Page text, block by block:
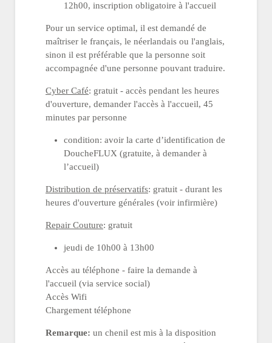
12h00, inscription obligatoire à l'accueil
Pour un service optimal, il est demandé de
maîtriser le français, le néerlandais ou l'anglais,
sinon il est préférable que la personne soit
accompagnée d'une personne pouvant traduire.
Cyber Café: gratuit - accès pendant les heures
d'ouverture, demander l'accès à l'accueil, 45
minutes par personne
condition: avoir la carte d’identification de
DoucheFLUX (gratuite, à demander à
l’accueil)
Distribution de préservatifs: gratuit - durant les
heures d'ouverture générales (voir infirmière)
Repair Couture: gratuit
jeudi de 10h00 à 13h00
Accès au téléphone - faire la demande à
l'accueil (via service social)
Accès Wifi
Chargement téléphone
Remarque: un chenil est mis à la disposition